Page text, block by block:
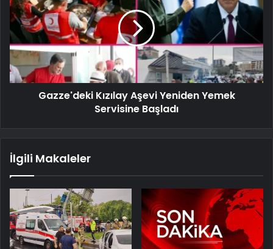
Gazze'deki Kızılay Aşevi Yeniden Yemek
Servisine Başladı
İlgili Makaleler